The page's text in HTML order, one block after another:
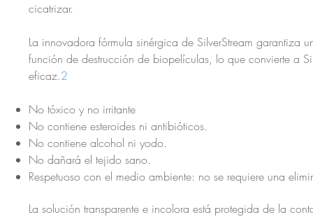
cicatrizar.
La innovadora fórmula sinérgica de SilverStream
función de destrucción de biopelículas, lo que convierte a
eficaz.2
No tóxico y no irritante
No contiene esteroides ni antibióticos.
No contiene alcohol ni yodo.
No dañará el tejido sano.
Respetuoso con el medio ambiente: no se requiere una
La solución transparente e incolora está protegida de la